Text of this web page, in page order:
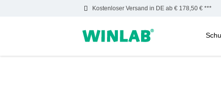
Kostenloser Versand in DE ab € 178,50 € ***